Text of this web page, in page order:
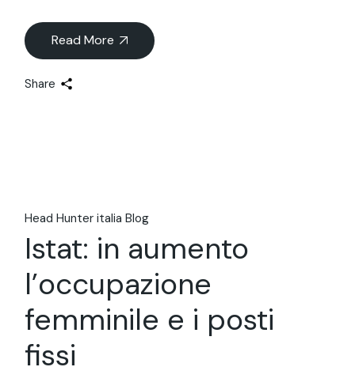
Read More
Share
Head Hunter italia Blog
Istat: in aumento
l’occupazione
femminile e i posti
fissi